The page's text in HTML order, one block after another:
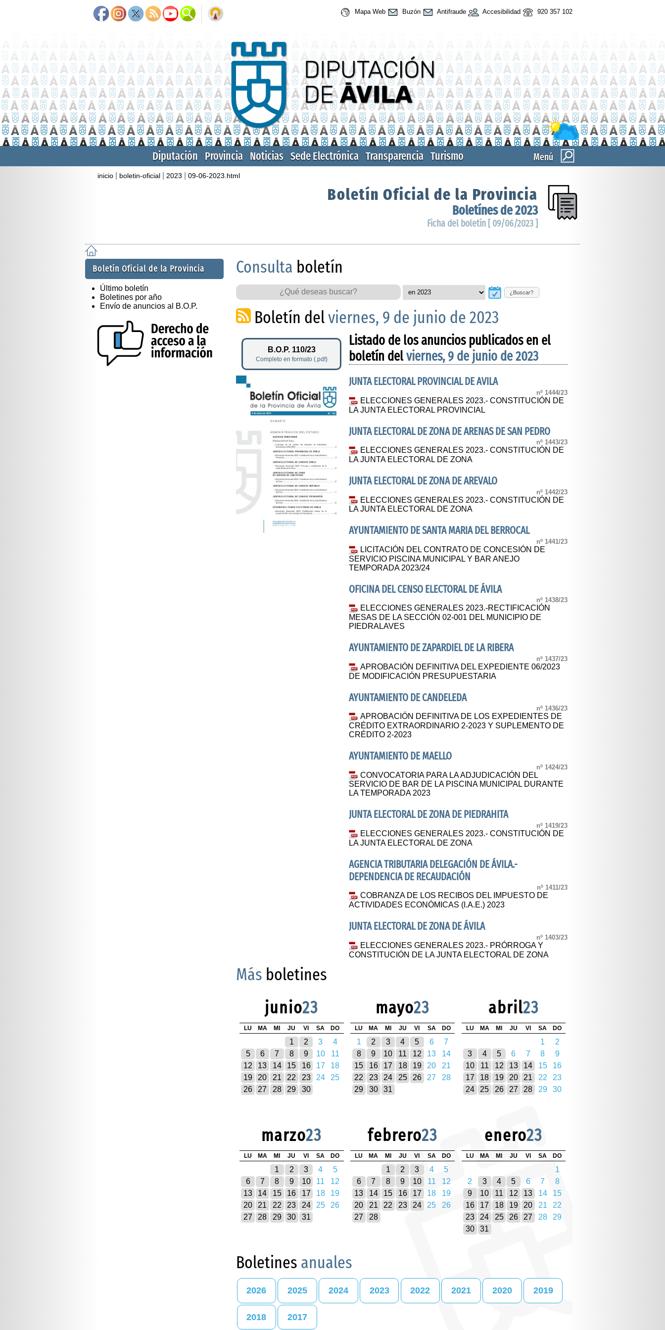
Mapa Web Buzón Antifraude Accesibilidad 920 357 102
Menú
Diputación Provincia Noticias Sede Electrónica Transparencia Turismo
inicio boletin-oficial 2023 09-06-2023.html
Boletín Oficial de la Provincia
Boletínes de 2023
Ficha del boletín [ 09/06/2023 ]
Boletín Oficial de la Provincia
Último boletín
Boletines por año
Envío de anuncios al B.O.P.
Consulta boletín
¿Buscar?
Boletín delviernes, 9 de junio de 2023
B.O.P. 110/23
Completo en formato (.pdf)
Listado de los anuncios publicados en el
boletín delviernes, 9 de junio de 2023
JUNTA ELECTORAL PROVINCIAL DE AVILA
nº 1444/23
ELECCIONES GENERALES 2023.- CONSTITUCIÓN DE
LA JUNTA ELECTORAL PROVINCIAL
JUNTA ELECTORAL DE ZONA DE ARENAS DE SAN PEDRO
nº 1443/23
ELECCIONES GENERALES 2023.- CONSTITUCIÓN DE
LA JUNTA ELECTORAL DE ZONA
JUNTA ELECTORAL DE ZONA DE AREVALO
nº 1442/23
ELECCIONES GENERALES 2023.- CONSTITUCIÓN DE
LA JUNTA ELECTORAL DE ZONA
AYUNTAMIENTO DE SANTA MARIA DEL BERROCAL
nº 1441/23
LICITACIÓN DEL CONTRATO DE CONCESIÓN DE
SERVICIO PISCINA MUNICIPAL Y BAR ANEJO
TEMPORADA 2023/24
OFICINA DEL CENSO ELECTORAL DE ÁVILA
nº 1438/23
ELECCIONES GENERALES 2023.-RECTIFICACIÓN
MESAS DE LA SECCIÓN 02-001 DEL MUNICIPIO DE
PIEDRALAVES
AYUNTAMIENTO DE ZAPARDIEL DE LA RIBERA
nº 1437/23
APROBACIÓN DEFINITIVA DEL EXPEDIENTE 06/2023
DE MODIFICACIÓN PRESUPUESTARIA
AYUNTAMIENTO DE CANDELEDA
nº 1436/23
APROBACIÓN DEFINITIVA DE LOS EXPEDIENTES DE
CRÉDITO EXTRAORDINARIO 2-2023 Y SUPLEMENTO DE
CRÉDITO 2-2023
AYUNTAMIENTO DE MAELLO
nº 1424/23
CONVOCATORIA PARA LA ADJUDICACIÓN DEL
SERVICIO DE BAR DE LA PISCINA MUNICIPAL DURANTE
LA TEMPORADA 2023
JUNTA ELECTORAL DE ZONA DE PIEDRAHITA
nº 1419/23
ELECCIONES GENERALES 2023.- CONSTITUCIÓN DE
LA JUNTA ELECTORAL DE ZONA
AGENCIA TRIBUTARIA DELEGACIÓN DE ÁVILA.-
DEPENDENCIA DE RECAUDACIÓN
nº 1411/23
COBRANZA DE LOS RECIBOS DEL IMPUESTO DE
ACTIVIDADES ECONÓMICAS (I.A.E.) 2023
JUNTA ELECTORAL DE ZONA DE ÁVILA
nº 1403/23
ELECCIONES GENERALES 2023.- PRÓRROGA Y
CONSTITUCIÓN DE LA JUNTA ELECTORAL DE ZONA
Más boletines
junio23
LU MA MI JU VI SA DO
1 2 3
4
5
6 7 8 9 10
11
12
13 14 15 16 17
18
19
20 21 22 23 24
25
26
27 28 29 30
mayo23
LU MA MI JU VI SA DO
1 2 3 4 5 6
7
8
9 10 11 12 13
14
15
16 17 18 19 20
21
22
23 24 25 26 27
28
29
30 31
abril23
LU MA MI JU VI SA DO
1
2
3
4 5 6 7 8
9
10
11 12 13 14 15
16
17
18 19 20 21 22
23
24
25 26 27 28 29 30
marzo23
LU MA MI JU VI SA DO
1 2 3 4
5
6
7 8 9 10 11
12
13
14 15 16 17 18
19
20
21 22 23 24 25
26
27
28 29 30 31
febrero23
LU MA MI JU VI SA DO
1 2 3 4
5
6
7 8 9 10 11
12
13
14 15 16 17 18
19
20
21 22 23 24 25
26
27
28
enero23
LU MA MI JU VI SA DO
1
2
3 4 5 6 7
8
9
10 11 12 13 14
15
16
17 18 19 20 21
22
23
24 25 26 27 28
29
30
31
Boletines anuales
2026 2025 2024 2023 2022 2021 2020 2019
2018 2017